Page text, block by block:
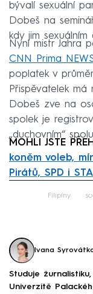
bývalí sexuální
Dobeš na
kdy jim
Nyní mistr Jahra
CNN Prima
poplatek v
Přispěvatelek má
Dobeš zve na
spolek je
„duchovním“
MOHLI JSTE
koněm voleb,
Pirátů, SPD i
Filipíny
Ivana
Studuje
Univerzitě